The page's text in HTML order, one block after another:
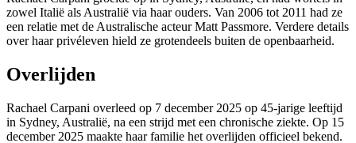
zowel Italië als Australië via haar ouders. Van 2006 tot 2011 had ze
een relatie met de Australische acteur Matt Passmore. Verdere details
over haar privéleven hield ze grotendeels buiten de openbaarheid.
Overlijden
Rachael Carpani overleed op 7 december 2025 op 45-jarige leeftijd
in Sydney, Australië, na een strijd met een chronische ziekte. Op 15
december 2025 maakte haar familie het overlijden officieel bekend.